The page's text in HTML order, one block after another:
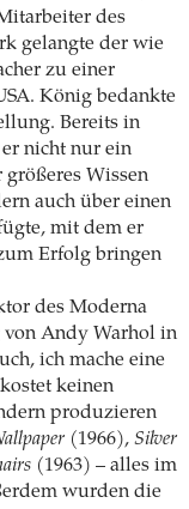
des
gelangte der wie
zu einer
König bedankte
Bereits in
er nicht nur ein
Wissen
auch über einen
mit dem er
Erfolg bringen
des Moderna
von Andy Warhol in
ich mache eine
keinen
produzieren
(1966), Silver
(1963) – alles im
wurden die